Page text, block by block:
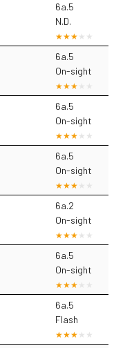
6a.5
N.D.
6a.5
On-sight
6a.5
On-sight
6a.5
On-sight
6a.2
On-sight
6a.5
On-sight
6a.5
Flash